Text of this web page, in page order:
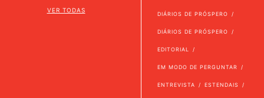
VER TODAS
DIÁRIOS DE PRÓSPERO
DIÁRIOS DE PRÓSPERO
EDITORIAL
EM MODO DE PERGUNTAR
ENTREVISTA ESTENDAIS